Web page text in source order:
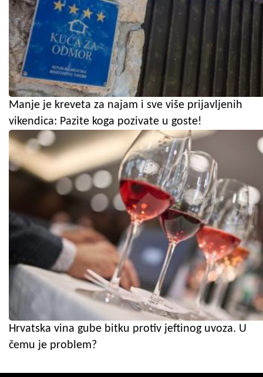
Manje je kreveta za najam i sve više prijavljenih
vikendica: Pazite koga pozivate u goste!
Hrvatska vina gube bitku protiv jeftinog uvoza. U
čemu je problem?